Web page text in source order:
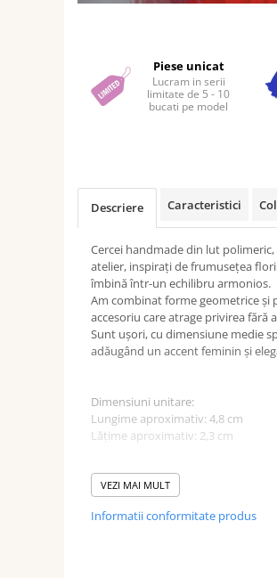
Piese unicat
Lucram in serii
limitate de 5 - 10
bucati pe model
Descriere Caracteristici
Cercei handmade din lut
atelier, inspirați de frumusețea
îmbină într-un echilibru armonios.
Am combinat forme geometrice și
accesoriu care atrage privirea fără
Sunt ușori, cu dimensiune medie
adăugând un accent feminin și
Dimensiuni unitare:
Lungime aproximativ: 4,8 cm
Lățime aproximativ: 2,3 cm
Greutate: 2,5 g
VEZI MAI MULT
Informatii conformitate produs